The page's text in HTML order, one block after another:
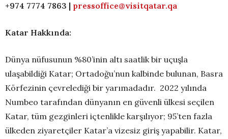
+974 7774 7863 | pressoffice@visitqatar.qa
Katar Hakkında:
Dünya nüfusunun %80’inin altı saatlik bir uçuşla
ulaşabildiği Katar; Ortadoğu’nun kalbinde bulunan, Basra
Körfezinin çevrelediği bir yarımadadır. 2022 yılında
Numbeo tarafından dünyanın en güvenli ülkesi seçilen
Katar, tüm gezginleri içtenlikle karşılıyor; 95’ten fazla
ülkeden ziyaretçiler Katar’a vizesiz giriş yapabilir. Katar,